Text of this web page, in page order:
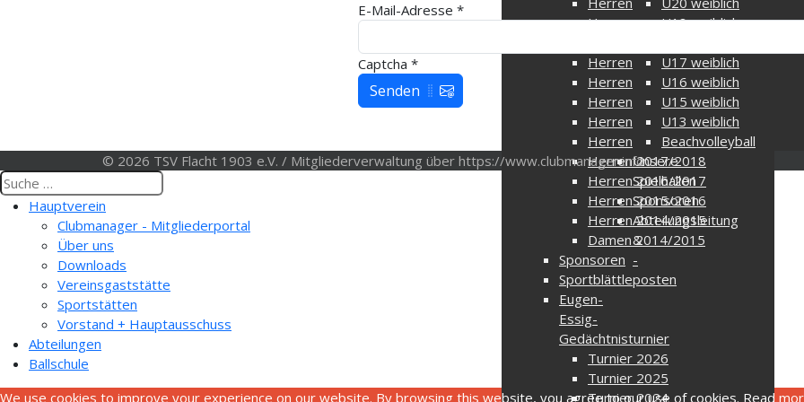
Herren 2024/2025
Herren 2022/2023
Herren 2021/2022
Herren 2020/2021
Herren 2019/2020
Herren 2018/2019
Herren 2017/2018
Herren 2016/2017
Herren 2015/2016
Herren 2014/2015
Damen 2014/2015
Sponsoren
Sportblättle
Eugen-
Essig-
Gedächtnisturnier
Turnier 2026
Turnier 2025
Turnier 2024
U18 weiblich
U17 weiblich
U16 weiblich
U15 weiblich
U13 weiblich
Beachvolleyball
Unsere
Spielhallen
Sponsoren
Abteilungsleitung
&
-
posten
E-Mail-Adresse *
Captcha *
Senden
© 2026 TSV Flacht 1903 e.V. / Mitgliederverwaltung über https://www.clubmanager.info
Hauptverein
Clubmanager - Mitgliederportal
Über uns
Downloads
Vereinsgaststätte
Sportstätten
Vorstand + Hauptausschuss
Abteilungen
Ballschule
We use cookies to improve your experience on our website. By browsing this website, you agree to our use of cookies. Read